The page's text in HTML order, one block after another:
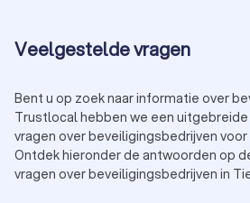
Veelgestelde vragen
Bent u op zoek naar informatie over
Trustlocal hebben we een
vragen over beveiligingsbedrijven
Ontdek hieronder de antwoorden op
vragen over beveiligingsbedrijven in